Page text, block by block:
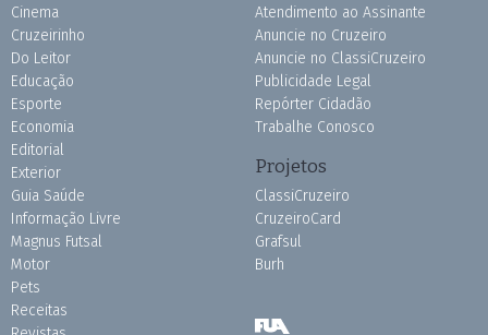
Cinema
Cruzeirinho
Do Leitor
Educação
Esporte
Economia
Editorial
Exterior
Guia Saúde
Informação Livre
Magnus Futsal
Motor
Pets
Receitas
Atendimento ao Assinante
Anuncie no Cruzeiro
Anuncie no ClassiCruzeiro
Publicidade Legal
Repórter Cidadão
Trabalhe Conosco
Projetos
ClassiCruzeiro
CruzeiroCard
Grafsul
Burh